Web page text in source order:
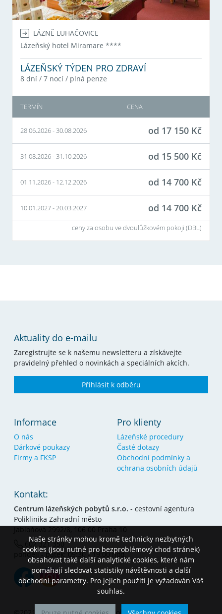
Naše stránky mohou kromě technicky nezbytných
cookies (jsou nutné pro bezproblémový chod stránek)
obsahovat také další analytické cookies, které nám
pomáhají sledovat statistiky návštěvnosti a další
obchodní parametry. Pro jejich použití je vyžadován Váš
souhlas.
LÁZNĚ LUHAČOVICE
Lázeňský hotel Miramare ****
LÁZEŇSKÝ TÝDEN PRO ZDRAVÍ
8 dní / 7 nocí / plná penze
TERMÍN CENA
28.06.2026-30.08.2026 od 17 150 Kč
31.08.2026-31.10.2026 od 15 500 Kč
01.11.2026- 12.12.2026 od 14 700 Kč
10.01.2027-20.03.2027 od 14 700 Kč
ceny za osobu ve dvoulůžkovém pokoji (DBL)
Aktuality do e-mailu
Zaregistrujte se k našemu newsletteru a získávejte
pravidelný přehled o novinkách a speciálních akcích.
Přihlásit k odběru
Informace
O nás
Dárkové poukazy
Firmy a FKSP
Pro klienty
Lázeňské procedury
Časté dotazy
Obchodní podmínky a
ochrana osobních údajů
Kontakt:
Centrum lázeňských pobytů s.r.o. - cestovní agentura
Poliklinika Zahradní město
602 321 350
pondělí - pátek: 09:30 - 19:00 hod.